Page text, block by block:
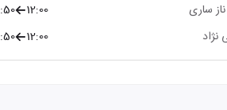
ساری 12:00
نژاد 12:00